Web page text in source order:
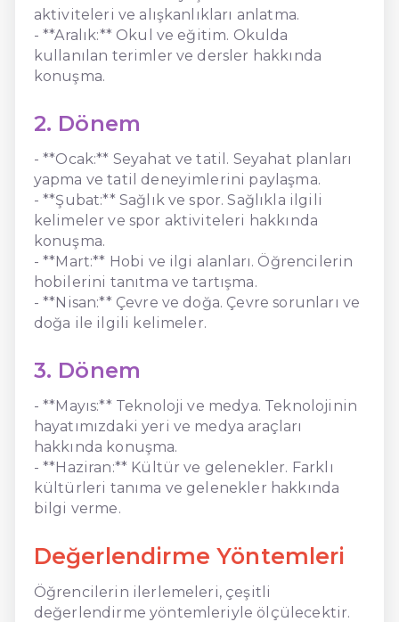
aktiviteleri ve alışkanlıkları anlatma.
- **Aralık:** Okul ve eğitim. Okulda
kullanılan terimler ve dersler hakkında
konuşma.
2. Dönem
- **Ocak:** Seyahat ve tatil. Seyahat planları
yapma ve tatil deneyimlerini paylaşma.
- **Şubat:** Sağlık ve spor. Sağlıkla ilgili
kelimeler ve spor aktiviteleri hakkında
konuşma.
- **Mart:** Hobi ve ilgi alanları. Öğrencilerin
hobilerini tanıtma ve tartışma.
- **Nisan:** Çevre ve doğa. Çevre sorunları ve
doğa ile ilgili kelimeler.
3. Dönem
- **Mayıs:** Teknoloji ve medya. Teknolojinin
hayatımızdaki yeri ve medya araçları
hakkında konuşma.
- **Haziran:** Kültür ve gelenekler. Farklı
kültürleri tanıma ve gelenekler hakkında
bilgi verme.
Değerlendirme Yöntemleri
Öğrencilerin ilerlemeleri, çeşitli
değerlendirme yöntemleriyle ölçülecektir.